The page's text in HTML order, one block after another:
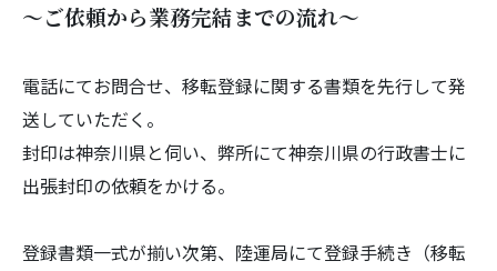
～ご依頼から業務完結までの流れ～
電話にてお問合せ、 移転登録に関する書類を先行して発
送していただく。
封印は神奈川県と伺い、 弊所にて神奈川県の行政書士に
出張封印の依頼をかける。
登録書類一式が揃い次第、陸運局にて登録手続き（移転